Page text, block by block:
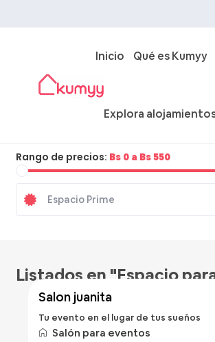
Inicio Qué es Kumyy
Explora
Rango de precios: Bs 0 a Bs 550
Listados en "Espacio
salon juanita
Tu evento en el lugar de tus sueños
Salón para eventos